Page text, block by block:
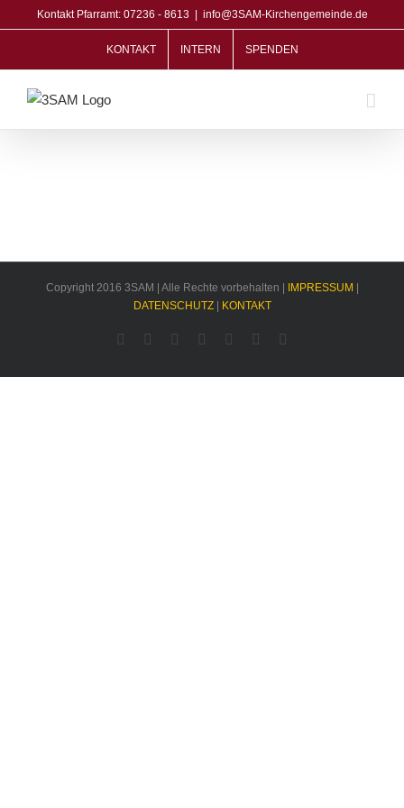
Inhalt
Kontakt Pfarramt: 07236 - 8613 info@3SAM-Kirchengemeinde.de
KONTAKT INTERN SPENDEN
Copyright 2016 3SAM | Alle Rechte vorbehalten | IMPRESSUM
DATENSCHUTZ| KONTAKT
Facebook TwitterYouTubeInstagramPinterest